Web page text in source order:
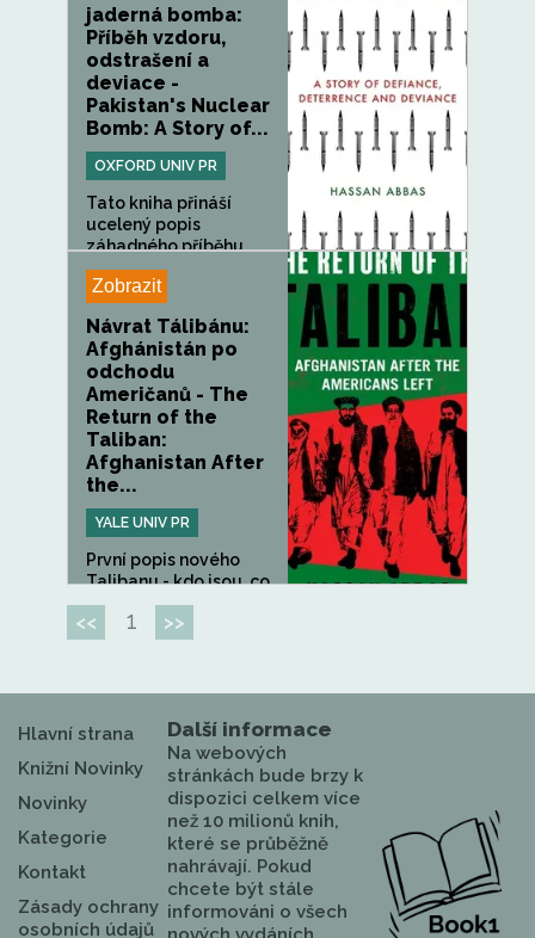
jaderná bomba:
Příběh vzdoru,
odstrašení a
deviace -
Pakistan's Nuclear
Bomb: A Story of...
OXFORD UNIV PR
Tato kniha přináší
ucelený popis
záhadného příběhu...
Zobrazit
Návrat Tálibánu:
Afghánistán po
odchodu
Američanů - The
Return of the
Taliban:
Afghanistan After
the...
YALE UNIV PR
První popis nového
Talibanu - kdo jsou, co
chtějí...
<< 1 >>
Hlavní strana
Knižní Novinky
Novinky
Kategorie
Kontakt
Zásady ochrany
osobních údajů
Další informace
Na webových
stránkách bude brzy k
dispozici celkem více
než 10 milionů knih,
které se průběžně
nahrávají. Pokud
chcete být stále
informováni o všech